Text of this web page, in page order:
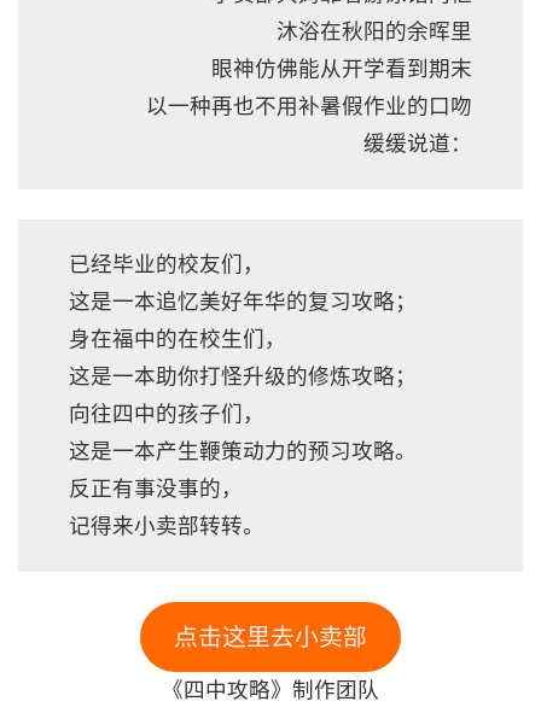
沐浴在秋阳的余晖里
眼神仿佛能从开学看到期末
以一种再也不用补暑假作业的口吻
缓缓说道：
已经毕业的校友们，
这是一本追忆美好年华的复习攻略；
身在福中的在校生们，
这是一本助你打怪升级的修炼攻略；
向往四中的孩子们，
这是一本产生鞭策动力的预习攻略。
反正有事没事的，
记得来小卖部转转。
点击这里去小卖部
《四中攻略》制作团队